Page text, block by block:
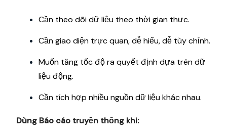
Cần theo dõi dữ liệu theo thời gian thực.
Cần giao diện trực quan, dễ hiểu, dễ tùy chỉnh.
Muốn tăng tốc độ ra quyết định dựa trên dữ
liệu động.
Cần tích hợp nhiều nguồn dữ liệu khác nhau.
Dùng Báo cáo truyền thống khi: